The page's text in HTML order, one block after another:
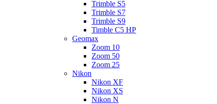
Trimble S5
Trimble S7
Trimble S9
Timble C5 HP
Geomax
Zoom 10
Zoom 50
Zoom 25
Nikon
Nikon XF
Nikon XS
Nikon N